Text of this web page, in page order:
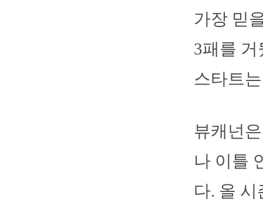
가장 믿
3패를 거
스타트
뷰캐넌
나 이틀
다. 올